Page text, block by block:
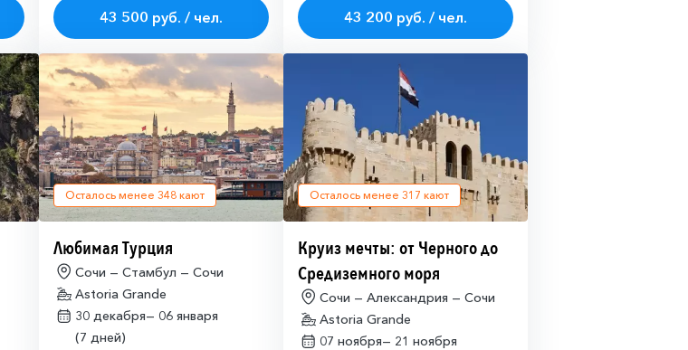
43 500 руб. / чел. 43 200 руб. / чел.
Осталось менее 348 кают
Любимая Турция
Сочи — Стамбул — Сочи
Astoria Grande
30 декабря— 06 января
(7 дней)
Осталось менее 317 кают
Круиз мечты: от Черного до
Средиземного моря
Сочи — Александрия — Сочи
Astoria Grande
07 ноября— 21 ноября